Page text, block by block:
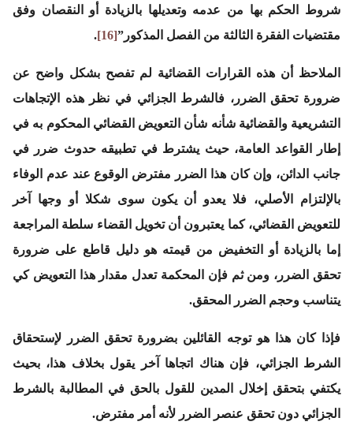
شروط الحكم بها من عدمه وتعديلها بالزيادة أو النقصان وفق
مقتضيات الفقرة الثالثة من الفصل المذكور”[16]
.
الملاحظ أن هذه القرارات القضائية لم تفصح بشكل واضح عن
ضرورة تحقق الضرر، فالشرط الجزائي في نظر هذه الإتجاهات
التشريعية والقضائية شأنه شأن التعويض القضائي المحكوم به في
إطار القواعد العامة، حيث يشترط في تطبيقه حدوث ضرر في
جانب الدائن، وإن كان هذا الضرر مفترض الوقوع عند عدم الوفاء
بالإلتزام الأصلي، فلا يعدو أن يكون سوى شكلا أو وجها آخر
للتعويض القضائي، كما يعتبرون أن تخويل القضاء سلطة المراجعة
إما بالزيادة أو التخفيض من قيمته هو دليل قاطع على ضرورة
تحقق الضرر، ومن ثم فإن المحكمة تعدل مقدار هذا التعويض كي
يتناسب وحجم الضرر المحقق.
فإذا كان هذا هو توجه القائلين بضرورة تحقق الضرر لإستحقاق
الشرط الجزائي، فإن هناك اتجاها آخر يقول بخلاف هذا، بحيث
يكتفي بتحقق إخلال المدين للقول بالحق في المطالبة بالشرط
الجزائي دون تحقق عنصر الضرر لأنه أمر مفترض.